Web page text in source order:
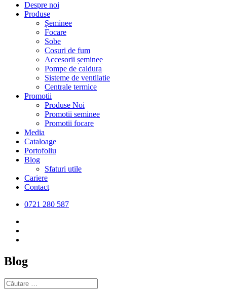
Despre noi
Produse
Șeminee
Focare
Sobe
Cosuri de fum
Accesorii șeminee
Pompe de caldura
Sisteme de ventilatie
Centrale termice
Promotii
Produse Noi
Promotii seminee
Promotii focare
Media
Cataloage
Portofoliu
Blog
Sfaturi utile
Cariere
Contact
0721 280 587
Blog